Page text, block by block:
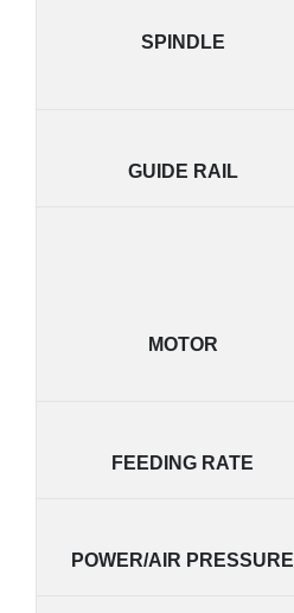
SPINDLE
GUIDE RAIL
MOTOR
FEEDING RATE
POWER/AIR PRESSURE